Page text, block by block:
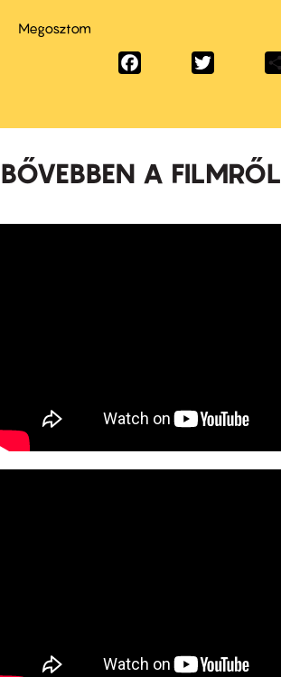
Megosztom
Facebook
BŐVEBBEN A FILMRŐL